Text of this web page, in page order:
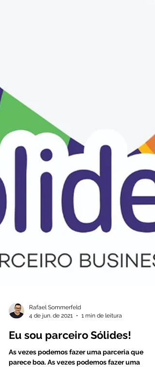
4 de jun. de 2021
1 min de leitura
Eu sou parceiro Sólides!